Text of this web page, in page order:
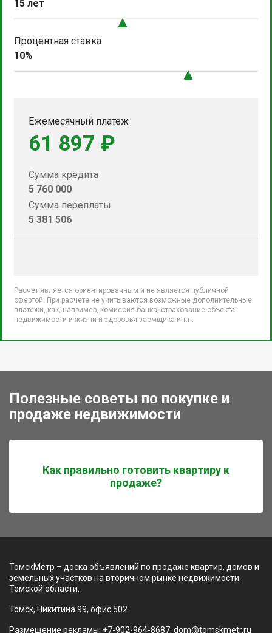
15 лет
Процентная ставка
10%
Ежемесячный платеж
61 897 ₽
Сумма кредита
5 760 000
Сумма переплаты
5 381 506
Расчет является ориентировачным и не является публичной
офертой. При расчете не учитываются возможные дополнительные
платежи, как, например, комиссия банка, страхование объекта
недвижимости и жизни и здоровья заемщика и т.п.
Полезные советы по покупке и
продаже недвижимости
Как правильно готовить квартиру к
продаже?
ТомскМетр – доска объявлений по продаже квартир, домов и
земельных участков на вторичном рынке недвижимости
Томской области.
Томск, Никитина 99, офис 502
Размещение рекламы: +7-902-964-8687, dom@tomskmetr.ru